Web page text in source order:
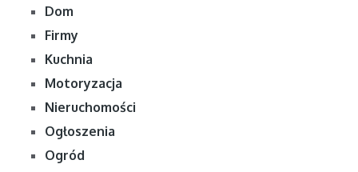
Dom
Firmy
Kuchnia
Motoryzacja
Nieruchomości
Ogłoszenia
Ogród